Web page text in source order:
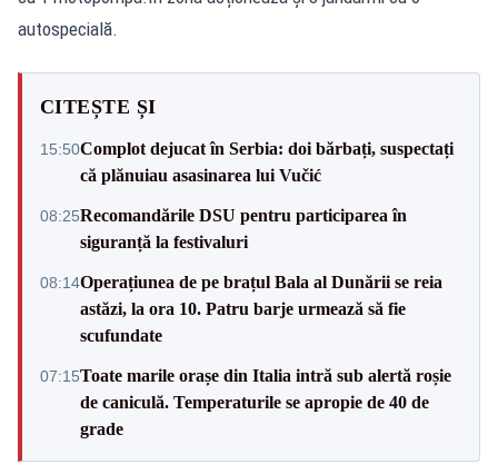
autospecială.
CITEȘTE ȘI
15:50Complot dejucat în Serbia: doi bărbați, suspectați
că plănuiau asasinarea lui Vučić
08:25Recomandările DSU pentru participarea în
siguranță la festivaluri
08:14Operațiunea de pe brațul Bala al Dunării se reia
astăzi, la ora 10. Patru barje urmează să fie
scufundate
07:15Toate marile orașe din Italia intră sub alertă roșie
de caniculă. Temperaturile se apropie de 40 de
grade